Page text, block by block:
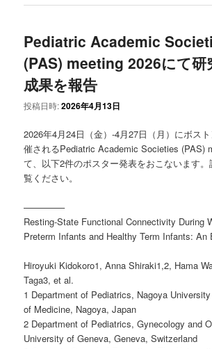
Pediatric Academic
(PAS) meeting 2026にて研
成果を報告
投稿日時:2026年4月13日
2026年4月24日（金）-4月27日（月）にボス
催されるPediatric Academic Societies (PAS)
て、以下2件のポスター発表をおこないます。
覧ください。
————–
Resting-State Functional Connectivity During
Preterm Infants and Healthy Term Infants: An
Hiroyuki Kidokoro1, Anna Shiraki1,2, Hama
Taga3, et al.
1 Department of Pediatrics, Nagoya
of Medicine, Nagoya, Japan
2 Department of Pediatrics, Gynecology and
University of Geneva, Geneva, Switzerland